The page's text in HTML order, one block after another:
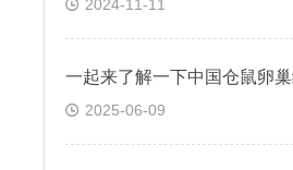
2024-11-11
2025-06-09